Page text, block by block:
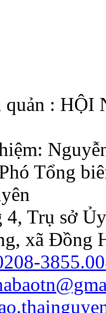
Huỳnh
lượt tải:59
thành
Thúc
lượt tải:103
quản :
Tổng
4, Trụ sở
xã Đồng